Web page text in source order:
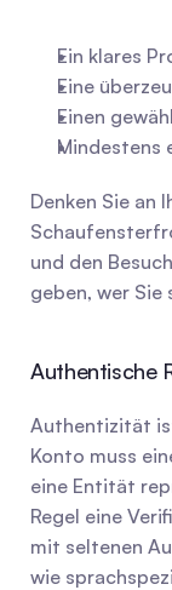
Ein klares
Eine
Einen
Mindestens
Denken Sie an
und den
geben, wer
Authentische
Authentizität
Konto muss
eine Entität
Regel eine
mit seltenen
wie